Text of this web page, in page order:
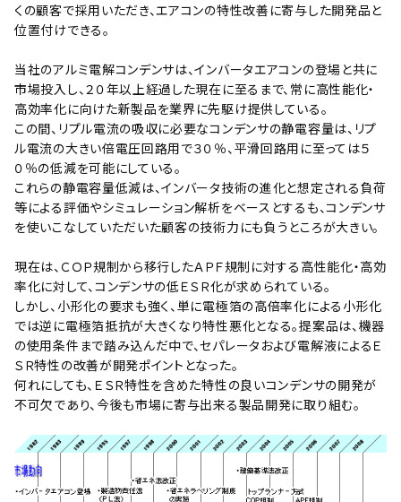
くの顧客で採用いただき、エアコンの特性改善に寄与した開発品と
位置付けできる。
当社のアルミ電解コンデンサは、インバータエアコンの登場と共に
市場投入し、２０年以上経過した現在に至るまで、常に高性能化・
高効率化に向けた新製品を業界に先駆け提供している。
この間、リプル電流の吸収に必要なコンデンサの静電容量は、リプ
ル電流の大きい倍電圧回路用で３０％、平滑回路用に至っては５
０％の低減を可能にしている。
これらの静電容量低減は、インバータ技術の進化と想定される負荷
等による評価やシミュレーション解析をベースとするも、コンデンサ
を使いこなしていただいた顧客の技術力にも負うところが大きい。
現在は、ＣＯＰ規制から移行したＡＰＦ規制に対する高性能化・高効
率化に対して、コンデンサの低ＥＳＲ化が求められている。
しかし、小形化の要求も強く、単に電極箔の高倍率化による小形化
では逆に電極箔抵抗が大きくなり特性悪化となる。提案品は、機器
の使用条件まで踏み込んだ中で、セパレータおよび電解液によるＥ
ＳＲ特性の改善が開発ポイントとなった。
何れにしても、ＥＳＲ特性を含めた特性の良いコンデンサの開発が
不可欠であり、今後も市場に寄与出来る製品開発に取り組む。